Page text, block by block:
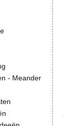
- Meander